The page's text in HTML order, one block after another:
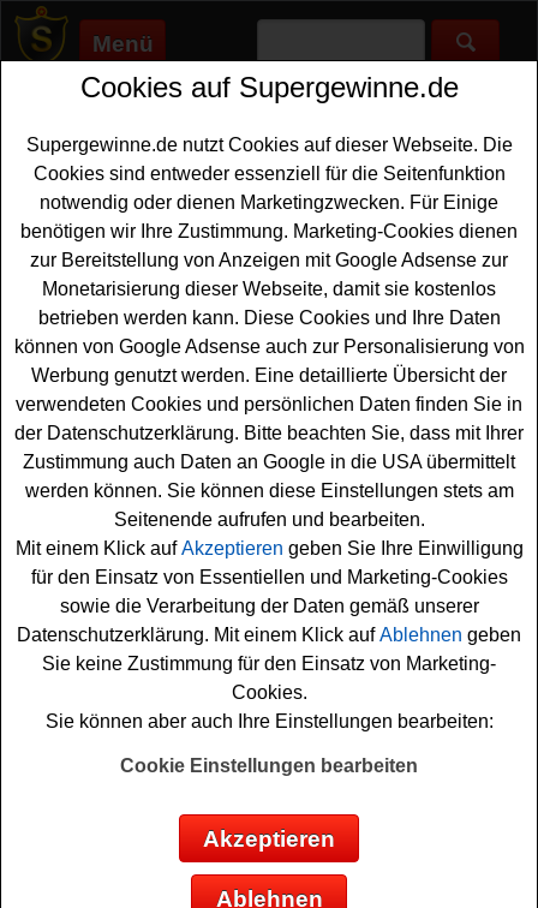
Menü
Supergewinne.de>Gewinnspiele>Reise Gewinnspiele>
Anzeige:
Anzeige:
KidsLife Magazin Gewinnspiel -
Hotelaufenthalt gewinnen
Wer gern einen schönenHotelaufenthalt gewinnen
möchte, sollte bei diesem kostenlosen KidsLife Magazin
Gewinnspiel mitmachen. Verlost werden zwei Nächte in
im Familotel Feldberger Hof für zwei Erwachsene und
zwei Kinder unter 12 Jahren in einem Family-
Appartement mit All-inklusive Premium.
Falls Sie den schönen Hotelaufenthalt gewinnen
möchten, sollten Sie kurz die Anweisungen Auf der
Gewinnspiel-Seite befolgen und können sich damit Ihre
Chance sichern. Übrigens können Sie an diesem
Gewinnspiel des KidsLife Magazins auch per Postkarte
KidsLife Magazin verlost einen schönen
Anzeige:
Cookies auf Supergewinne.de
Supergewinne.de nutzt Cookies auf dieser Webseite. Die
Cookies sind entweder essenziell für die Seitenfunktion
notwendig oder dienen Marketingzwecken. Für Einige
benötigen wir Ihre Zustimmung. Marketing-Cookies dienen
zur Bereitstellung von Anzeigen mit Google Adsense zur
Monetarisierung dieser Webseite, damit sie kostenlos
betrieben werden kann. Diese Cookies und Ihre Daten
können von Google Adsense auch zur Personalisierung von
Werbung genutzt werden. Eine detaillierte Übersicht der
verwendeten Cookies und persönlichen Daten finden Sie in
der Datenschutzerklärung. Bitte beachten Sie, dass mit Ihrer
Zustimmung auch Daten an Google in die USA übermittelt
werden können. Sie können diese Einstellungen stets am
Seitenende aufrufen und bearbeiten.
Mit einem Klick aufAkzeptieren geben Sie Ihre Einwilligung
für den Einsatz von Essentiellen und Marketing-Cookies
sowie die Verarbeitung der Daten gemäß unserer
Datenschutzerklärung. Mit einem Klick aufAblehnen geben
Sie keine Zustimmung für den Einsatz von Marketing-
Cookies.
Sie können aber auch Ihre Einstellungen bearbeiten:
Cookie Einstellungen bearbeiten
Akzeptieren
Ablehnen